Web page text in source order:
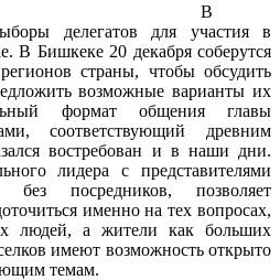
В
делегатов для участия в
В Бишкеке 20 декабря соберутся
страны, чтобы обсудить
возможные варианты их
формат общения главы
соответствующий древним
востребован и в наши дни.
лидера с представителями
без посредников, позволяет
именно на тех вопросах,
людей, а жители как больших
имеют возможность открыто
темам.